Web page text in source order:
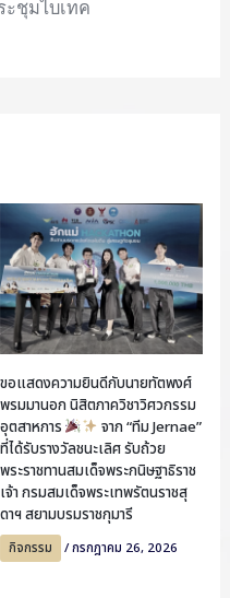
ะชุมไบเทค
ขอแสดงความยินดีกับนายทัตพงศ์
พรมมานอก นิสิตภาควิชาวิศวกรรม
อุตสาหการ
จาก “ทีม Jernae”
ที่ได้รับรางวัลชนะเลิศ รับถ้วย
พระราชทานสมเด็จพระกนิษฐาธิราช
เจ้า กรมสมเด็จพระเทพรัตนราชสุ
ดาฯ สยามบรมราชกุมารี
กิจกรรม /กรกฎาคม 26, 2026